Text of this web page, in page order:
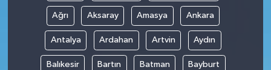
Ağrı Aksaray Amasya Ankara
Antalya Ardahan Artvin Aydın
Balıkesir Bartın Batman Bayburt